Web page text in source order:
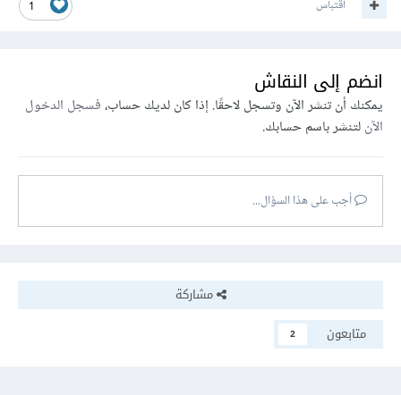
1 اقتباس
انضم إلى النقاش
يمكنك أن تنشر الآن وتسجل لاحقًا. إذا كان لديك حساب،فسجل الدخول
الآنلتنشر باسم حسابك.
أجب على هذا السؤال...
مشاركة
متابعون
2